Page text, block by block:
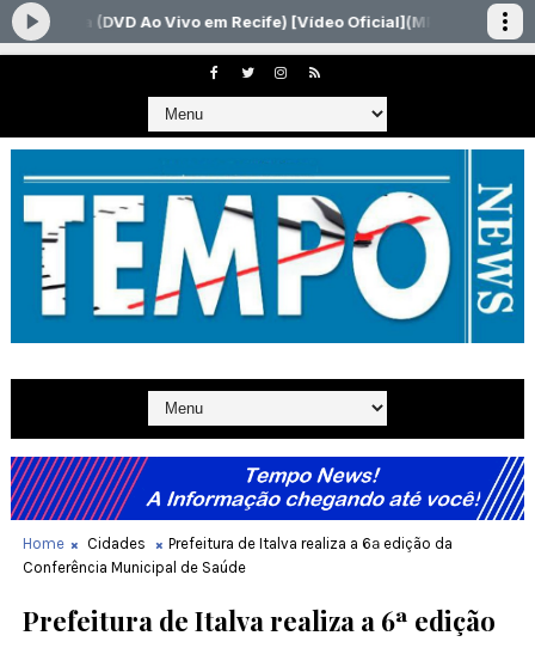
Home Cidades
Prefeitura de Italva realiza a 6ª edição da
Conferência Municipal de Saúde
Prefeitura de Italva realiza a 6ª edição